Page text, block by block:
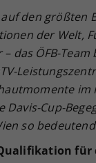
den größten
der Welt,
das ÖFB-
Cup-
so
für